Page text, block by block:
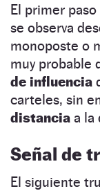
El primer
se observa
monoposte o
muy probable
de influencia
carteles, sin
distancia a la
Señal de
El siguiente